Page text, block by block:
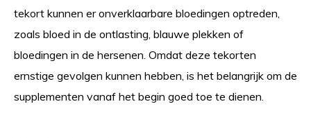
tekort kunnen er onverklaarbare bloedingen optreden,
zoals bloed in de ontlasting, blauwe plekken of
bloedingen in de hersenen. Omdat deze tekorten
ernstige gevolgen kunnen hebben, is het belangrijk om de
supplementen vanaf het begin goed toe te dienen.